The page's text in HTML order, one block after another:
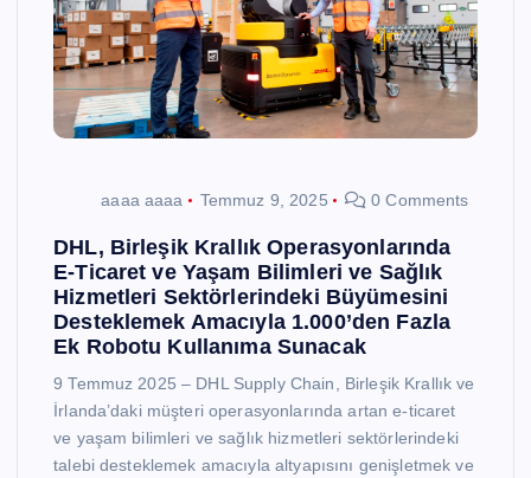
aaaa aaaa Temmuz 9, 2025 0 Comments
DHL, Birleşik Krallık Operasyonlarında
E-Ticaret ve Yaşam Bilimleri ve Sağlık
Hizmetleri Sektörlerindeki Büyümesini
Desteklemek Amacıyla 1.000’den Fazla
Ek Robotu Kullanıma Sunacak
9 Temmuz 2025 – DHL Supply Chain, Birleşik Krallık ve
İrlanda’daki müşteri operasyonlarında artan e-ticaret
ve yaşam bilimleri ve sağlık hizmetleri sektörlerindeki
talebi desteklemek amacıyla altyapısını genişletmek ve